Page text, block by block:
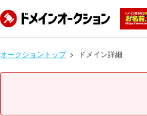
オークショントップ ドメイン詳細